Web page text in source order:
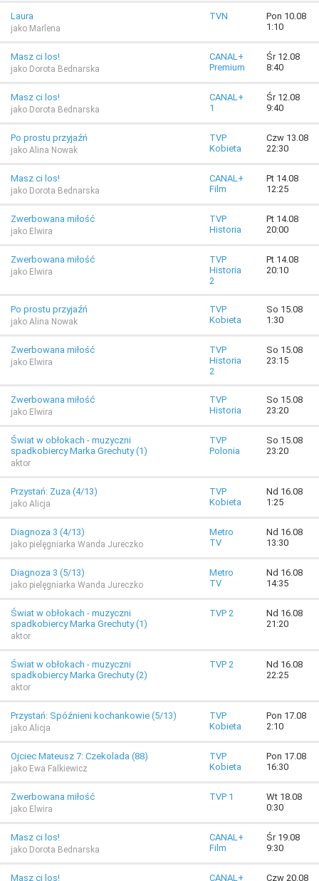
Laura
jako Marlena
TVN
Pon 10.08
1:10
Masz ci los!
jako Dorota Bednarska
CANAL+
Premium
Śr 12.08
8:40
Masz ci los!
jako Dorota Bednarska
CANAL+
1
Śr 12.08
9:40
Po prostu przyjaźń
jako Alina Nowak
TVP
Kobieta
Czw 13.08
22:30
Masz ci los!
jako Dorota Bednarska
CANAL+
Film
Pt 14.08
12:25
Zwerbowana miłość
jako Elwira
TVP
Historia
Pt 14.08
20:00
Zwerbowana miłość
jako Elwira
TVP
Historia
2
Pt 14.08
20:10
Po prostu przyjaźń
jako Alina Nowak
TVP
Kobieta
So 15.08
1:30
Zwerbowana miłość
jako Elwira
TVP
Historia
2
So 15.08
23:15
Zwerbowana miłość
jako Elwira
TVP
Historia
So 15.08
23:20
Świat w obłokach - muzyczni
spadkobiercy Marka Grechuty (1)
aktor
TVP
Polonia
So 15.08
23:20
Przystań: Zuza (4/13)
jako Alicja
TVP
Kobieta
Nd 16.08
1:25
Diagnoza 3 (4/13)
jako pielęgniarka Wanda Jureczko
Metro
TV
Nd 16.08
13:30
Diagnoza 3 (5/13)
jako pielęgniarka Wanda Jureczko
Metro
TV
Nd 16.08
14:35
Świat w obłokach - muzyczni
spadkobiercy Marka Grechuty (1)
aktor
TVP 2
Nd 16.08
21:20
Świat w obłokach - muzyczni
spadkobiercy Marka Grechuty (2)
aktor
TVP 2
Nd 16.08
22:25
Przystań: Spóźnieni kochankowie (5/13)
jako Alicja
TVP
Kobieta
Pon 17.08
2:10
Ojciec Mateusz 7: Czekolada (88)
jako Ewa Falkiewicz
TVP
Kobieta
Pon 17.08
16:30
Zwerbowana miłość
jako Elwira
TVP 1
Wt 18.08
0:30
Masz ci los!
jako Dorota Bednarska
CANAL+
Film
Śr 19.08
9:30
Masz ci los! CANAL+ Czw 20.08